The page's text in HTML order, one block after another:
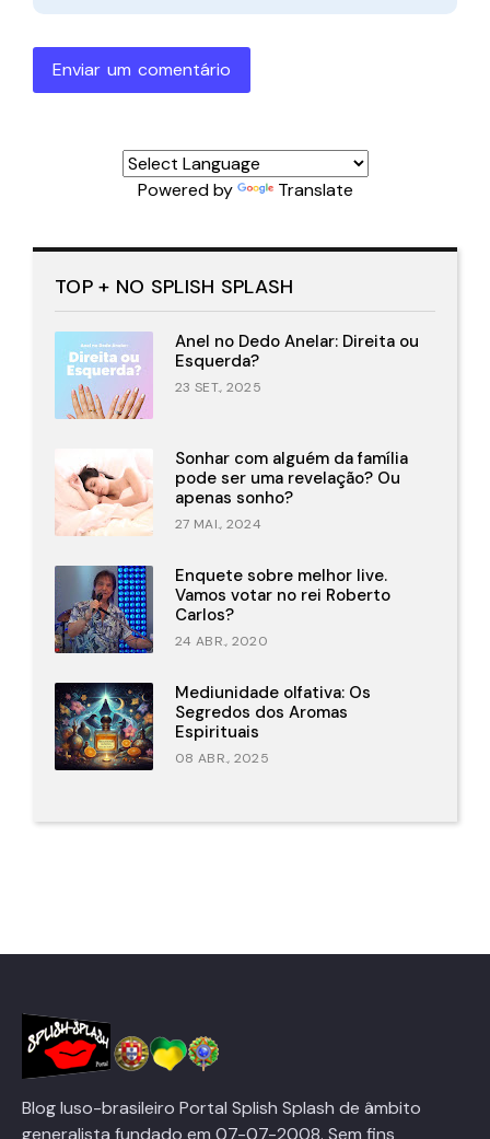
Enviar um comentário
Powered by Translate
TOP + NO SPLISH SPLASH
Anel no Dedo Anelar: Direita ou
Esquerda?
23 SET., 2025
Sonhar com alguém da família
pode ser uma revelação? Ou
apenas sonho?
27 MAI., 2024
Enquete sobre melhor live.
Vamos votar no rei Roberto
Carlos?
24 ABR., 2020
Mediunidade olfativa: Os
Segredos dos Aromas
Espirituais
08 ABR., 2025
Blog luso-brasileiro Portal Splish Splash de âmbito